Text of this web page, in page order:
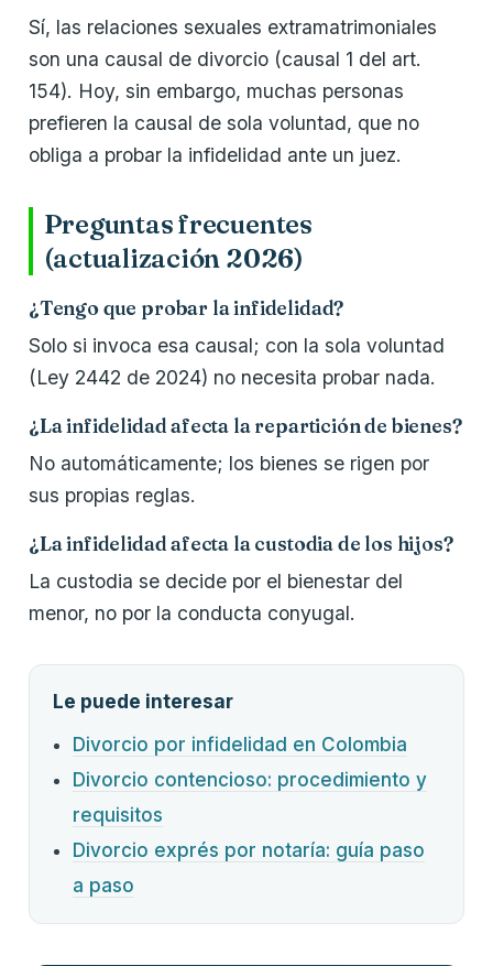
Sí, las relaciones sexuales extramatrimoniales
son una causal de divorcio (causal 1 del art.
154). Hoy, sin embargo, muchas personas
prefieren la causal de sola voluntad, que no
obliga a probar la infidelidad ante un juez.
Preguntas frecuentes
(actualización 2026)
¿Tengo que probar la infidelidad?
Solo si invoca esa causal; con la sola voluntad
(Ley 2442 de 2024) no necesita probar nada.
¿La infidelidad afecta la repartición de bienes?
No automáticamente; los bienes se rigen por
sus propias reglas.
¿La infidelidad afecta la custodia de los hijos?
La custodia se decide por el bienestar del
menor, no por la conducta conyugal.
Le puede interesar
Divorcio por infidelidad en Colombia
Divorcio contencioso: procedimiento y
requisitos
Divorcio exprés por notaría: guía paso
a paso